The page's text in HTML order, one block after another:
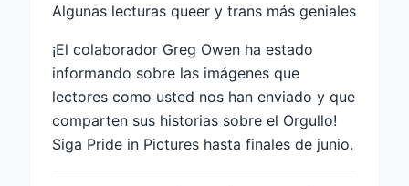
Algunas lecturas queer y trans más geniales
¡El colaborador Greg Owen ha estado
informando sobre las imágenes que
lectores como usted nos han enviado y que
comparten sus historias sobre el Orgullo!
Siga Pride in Pictures hasta finales de junio.